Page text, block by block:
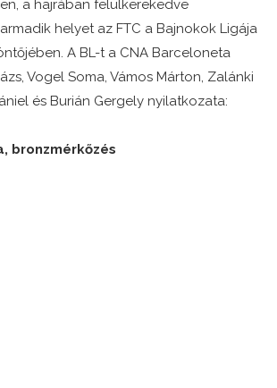
a hajrában felülkerekedve
helyet az FTC a Bajnokok Ligája
A BL-t a CNA Barceloneta
Vogel Soma, Vámos Márton, Zalánki
és Burián Gergely nyilatkozata:
bronzmérkőzés